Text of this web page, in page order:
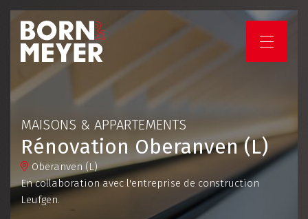
ENTREPRISE
SERVICES
PROJETS
MAISONS & APPARTEMENTS
Rénovation Oberanven (L)
Oberanven (L)
En collaboration avec l'entreprise de construction
Leufgen.